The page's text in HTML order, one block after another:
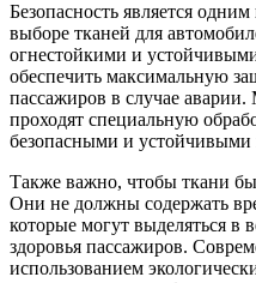
Безопасность является
выборе тканей для
огнестойкими и
обеспечить максимальную
пассажиров в случае
проходят специальную
безопасными и устойчивыми
Также важно, чтобы ткани
Они не должны содержать
которые могут выделяться в
здоровья пассажиров.
использованием